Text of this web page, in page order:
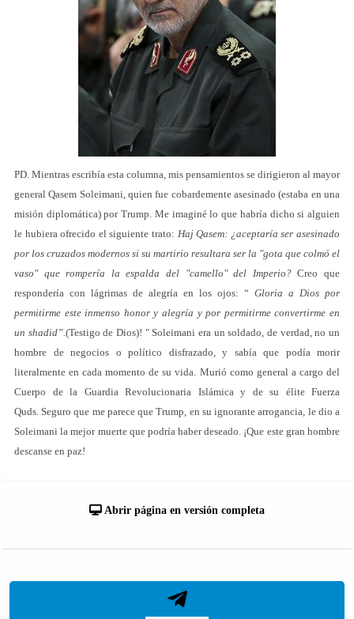
PD. Mientras escribía esta columna, mis pensamientos se dirigieron al mayor
general Qasem Soleimani, quien fue cobardemente asesinado (estaba en una
misión diplomática) por Trump. Me imaginé lo que habría dicho si alguien
le hubiera ofrecido el siguiente trato: Haj Qasem: ¿aceptaría ser asesinado
por los cruzados modernos si su martirio resultara ser la "gota que colmó el
vaso" que rompería la espalda del "camello" del Imperio?Creo que
respondería con lágrimas de alegría en los ojos: “ Gloria a Dios por
permitirme este inmenso honor y alegría y por permitirme convertirme en
un shadid”.(Testigo de Dios)! " Soleimani era un soldado, de verdad, no un
hombre de negocios o político disfrazado, y sabía que podía morir
literalmente en cada momento de su vida. Murió como general a cargo del
Cuerpo de la Guardia Revolucionaria Islámica y de su élite Fuerza
Quds. Seguro que me parece que Trump, en su ignorante arrogancia, le dio a
Soleimani la mejor muerte que podría haber deseado. ¡Que este gran hombre
descanse en paz!
Abrir página en versión completa